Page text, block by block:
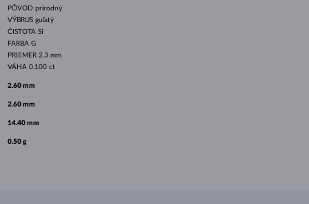
PÔVOD prírodný
VÝBRUS guľatý
ČISTOTA SI
FARBA G
PRIEMER 2.3 mm
VÁHA 0.100 ct
2.60 mm
2.60 mm
14.40 mm
0.50 g